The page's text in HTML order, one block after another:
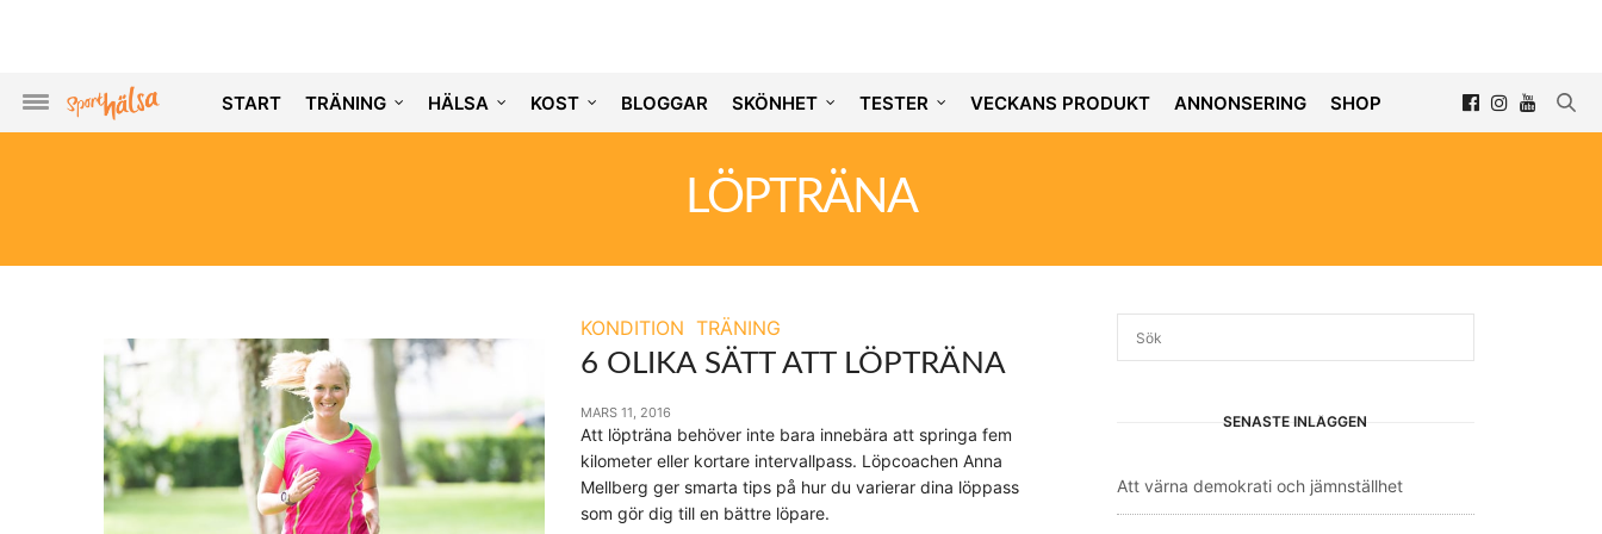
START TRÄNING HÄLSA KOST BLOGGAR SKÖNHET TESTER VECKANS PRODUKT ANNONSERING SHOP
LÖPTRÄNA
KONDITION TRÄNING
6 OLIKA SÄTT ATT LÖPTRÄNA
MARS 11, 2016
Att löpträna behöver inte bara innebära att springa fem
kilometer eller kortare intervallpass. Löpcoachen Anna
Mellberg ger smarta tips på hur du varierar dina löppass
som gör dig till en bättre löpare.
SENASTE INLÄGGEN
Att värna demokrati och jämnställhet